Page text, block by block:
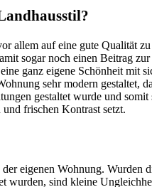
allem auf eine gute Qualität
sogar noch einen Beitrag
ganz eigene Schönheit
sehr modern
gestaltet wurde und
frischen Kontrast setzt.
eigenen Wohnung.
sind kleine